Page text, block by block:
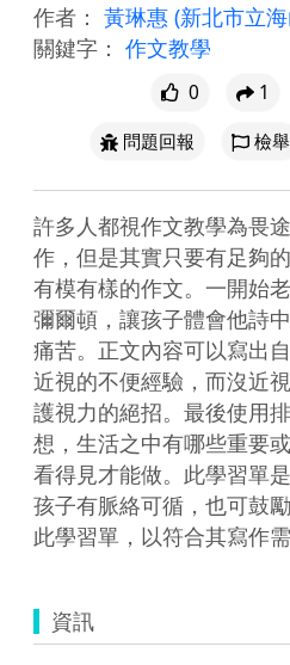
作者： 黃琳惠 (新北市立
關鍵字： 作文教學
0 1
問題回報
檢舉
許多人都視作文教學為畏
作，但是其實只要有足夠
有模有樣的作文。一開始
彌爾頓，讓孩子體會他詩
痛苦。正文內容可以寫出
近視的不便經驗，而沒近
護視力的絕招。最後使用
想，生活之中有哪些重要
看得見才能做。此學習單
孩子有脈絡可循，也可鼓
此學習單，以符合其寫作需
資訊